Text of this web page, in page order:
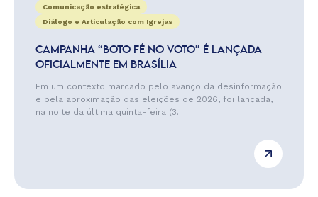
Comunicação estratégica
Diálogo e Articulação com Igrejas
CAMPANHA “BOTO FÉ NO VOTO” É LANÇADA
OFICIALMENTE EM BRASÍLIA
Em um contexto marcado pelo avanço da desinformação
e pela aproximação das eleições de 2026, foi lançada,
na noite da última quinta-feira (3...